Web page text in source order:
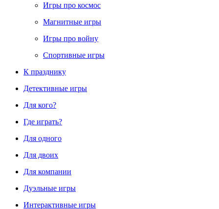
Игры про космос
Магнитные игры
Игры про войну
Спортивные игры
К празднику
Детективные игры
Для кого?
Где играть?
Для одного
Для двоих
Для компании
Дуэльные игры
Интерактивные игры